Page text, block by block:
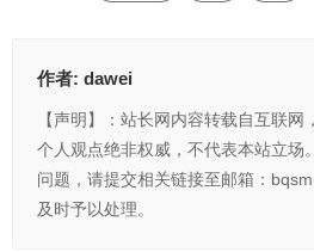
作者: dawei
【声明】：站长网内容转载自互联
个人观点绝非权威，不代表本站立场
问题，请提交相关链接至邮箱：
及时予以处理。